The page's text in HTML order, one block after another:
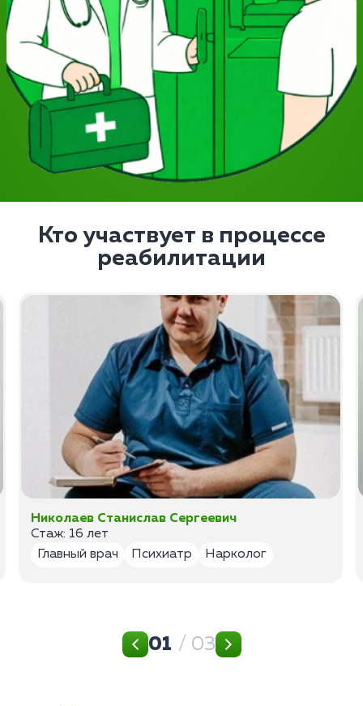
Кто участвует в процессе
реабилитации
Николаев Станислав Сергеевич
Стаж: 16 лет
Главный врач
Психиатр Нарколог
01 / 03